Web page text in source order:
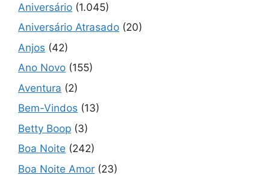
Aniversário (1.045)
Aniversário Atrasado (20)
Anjos (42)
Ano Novo (155)
Aventura (2)
Bem-Vindos (13)
Betty Boop (3)
Boa Noite (242)
Boa Noite Amor (23)